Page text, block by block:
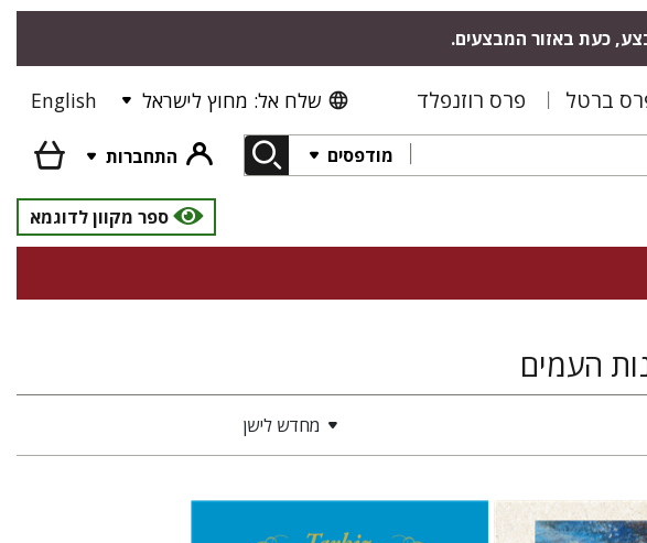
כעת באזור המבצעים.
ברטל פרס רוזנפלד שלח אל: מחוץ לישראל English
מודפסים
התחברות
ספר מקוון לדוגמא
העמים
מחדש לישן